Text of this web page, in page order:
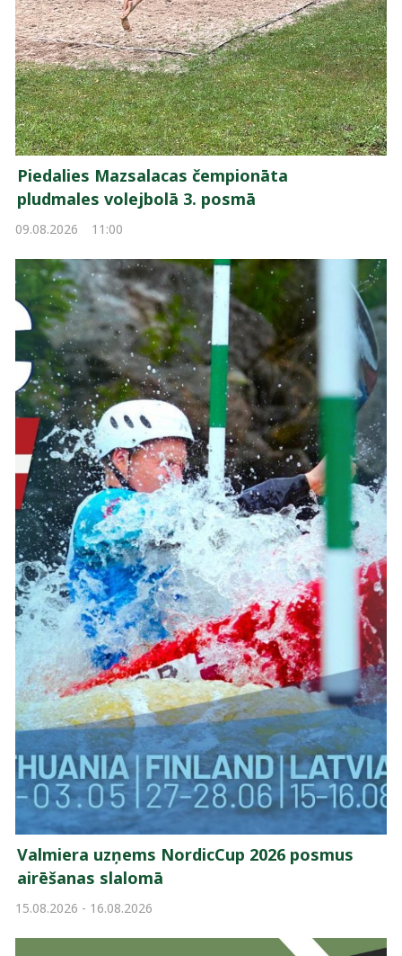
Piedalies Mazsalacas čempionāta
pludmales volejbolā 3. posmā
09.08.2026 11:00
Valmiera uzņems NordicCup 2026 posmus
airēšanas slalomā
15.08.2026 - 16.08.2026